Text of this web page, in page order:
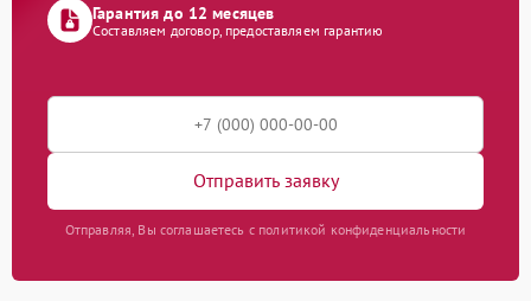
Гарантия до 12 месяцев
Составляем договор, предоставляем гарантию
Отправить заявку
Отправляя, Вы соглашаетесь с политикой конфиденциальности